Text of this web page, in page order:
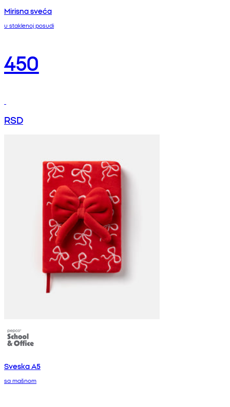
Mirisna sveća
u staklenoj posudi
450
RSD
Sveska A5
sa mašnom